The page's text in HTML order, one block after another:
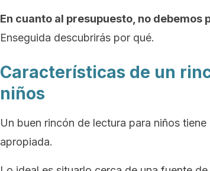
En cuanto al presupuesto, no debemos
Enseguida descubrirás por qué.
Características de un
niños
Un buen rincón de lectura para niños
apropiada.